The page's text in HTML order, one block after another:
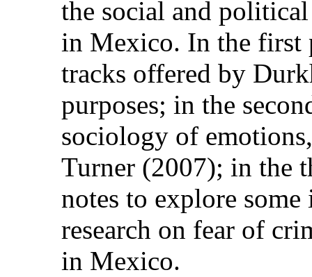
the social and
in Mexico. In the first
tracks offered by
purposes; in the
sociology of
Turner (2007); in the
notes to explore
research on fear of
in Mexico.